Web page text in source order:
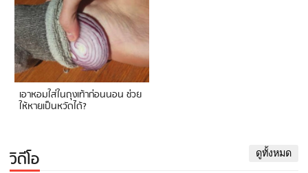
เอาหอมใส่ในถุงเท้าก่อนนอน ช่วย
ให้หายเป็นหวัดได้?
วิดีโอ ดูทั้งหมด